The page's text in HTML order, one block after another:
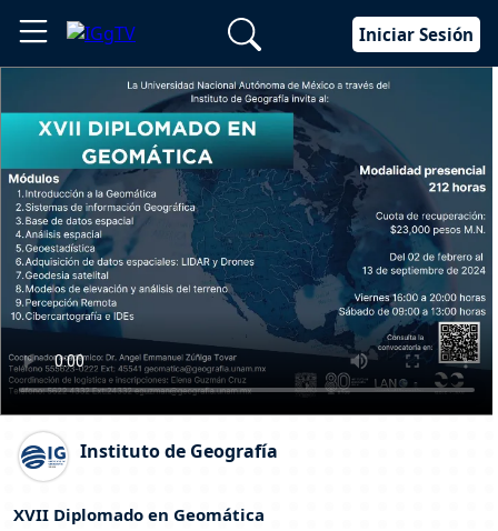
Iniciar Sesión
Instituto de Geografía
XVII Diplomado en Geomática